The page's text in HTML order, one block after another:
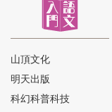
⑬
山頂文化
明天出版
科幻科普科技